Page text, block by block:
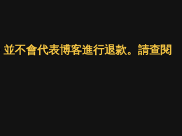
會代表博客進行退款。請查閱